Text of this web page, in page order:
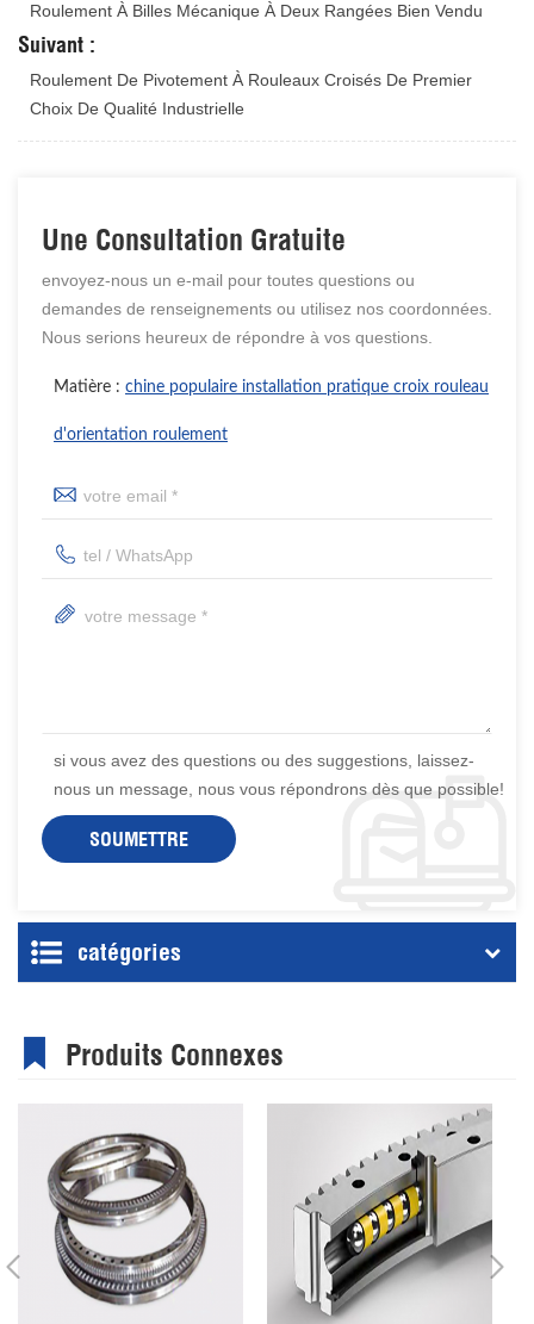
Roulement À Billes Mécanique À Deux Rangées Bien Vendu
Suivant :
Roulement De Pivotement À Rouleaux Croisés De Premier
Choix De Qualité Industrielle
Une Consultation Gratuite
envoyez-nous un e-mail pour toutes questions ou
demandes de renseignements ou utilisez nos coordonnées.
Nous serions heureux de répondre à vos questions.
Matière : chine populaire installation pratique croix rouleau
d'orientation roulement
si vous avez des questions ou des suggestions, laissez-
nous un message, nous vous répondrons dès que possible!
catégories
Produits Connexes